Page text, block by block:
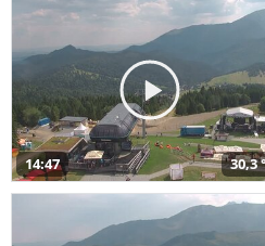
14:47 30,3